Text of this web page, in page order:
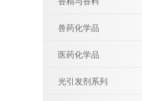
兽药化学品
医药化学品
光引发剂系列